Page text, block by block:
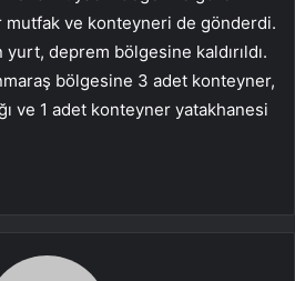
ve konteyneri de gönderdi.
deprem bölgesine kaldırıldı.
bölgesine 3 adet konteyner,
ve 1 adet konteyner yatakhanesi